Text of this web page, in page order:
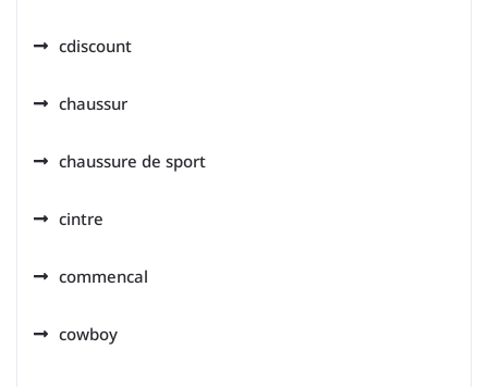
cdiscount
chaussur
chaussure de sport
cintre
commencal
cowboy